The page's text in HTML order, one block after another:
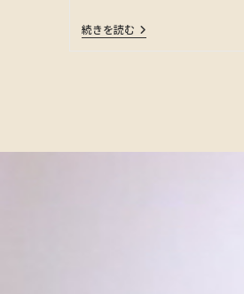
続きを読む